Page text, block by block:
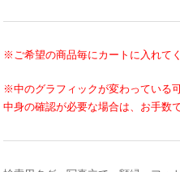
※ご希望の商品毎にカートに入れて
※中のグラフィックが変わっている
中身の確認が必要な場合は、お手数